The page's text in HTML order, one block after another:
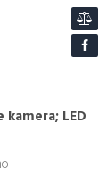
LED